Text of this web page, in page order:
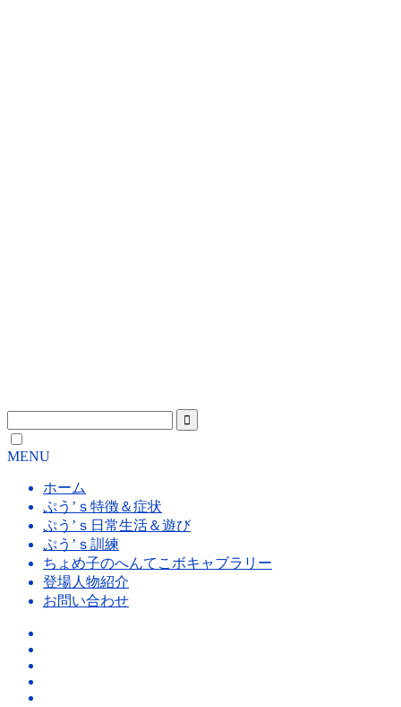
MENU
ホーム
ぷう’ｓ特徴＆症状
ぷう’ｓ日常生活＆遊び
ぷう’ｓ訓練
ちょめ子のへんてこボキャブラリー
登場人物紹介
お問い合わせ